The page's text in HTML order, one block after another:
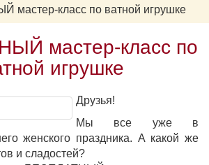
мастер-класс по ватной игрушке
мастер-класс по
игрушке
Друзья!
Мы все уже в
женского праздника. А какой же
и сладостей?